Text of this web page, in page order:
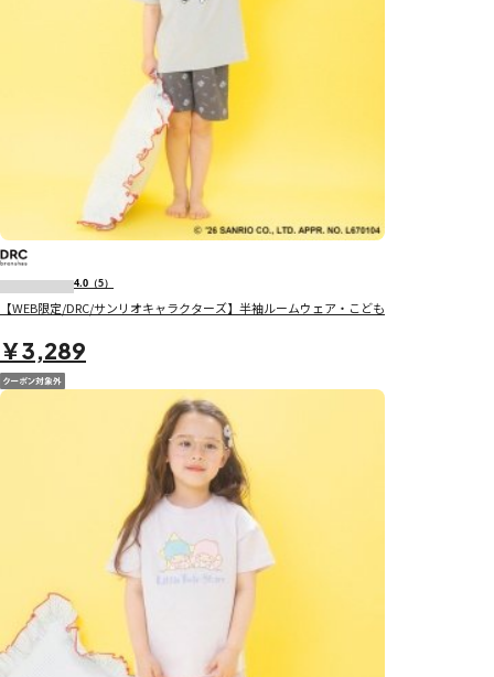
4.0 （5）
【WEB限定/DRC/サンリオキャラクターズ】半袖ルームウェア・こども
￥3,289